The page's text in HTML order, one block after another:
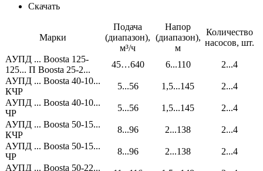
Скачать
Марки
Подача
(диапазон),
м³/ч
Напор
(диапазон),
м
Количество
насосов, шт.
АУПД ... Boosta 125-
125... П Boosta 25-2...
45…640 6...110
2...4
АУПД ... Boosta 40-10...
КЧР
5...56 1,5...145
2...4
АУПД ... Boosta 40-10...
ЧР
5...56 1,5...145
2...4
АУПД ... Boosta 50-15...
КЧР
8...96 2...138
2...4
АУПД ... Boosta 50-15...
ЧР
8...96 2...138
2...4
АУПД ... Boosta 50-22...